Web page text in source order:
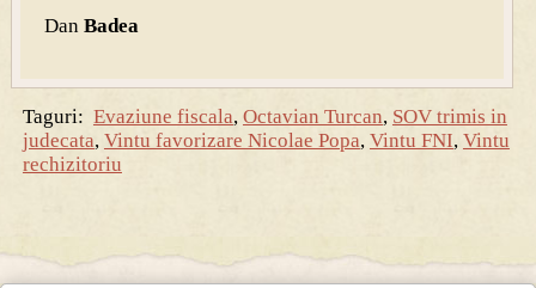
Dan Badea
Taguri: Evaziune fiscala, Octavian Turcan, SOV trimis in
judecata, Vintu favorizare Nicolae Popa, Vintu FNI, Vintu
rechizitoriu